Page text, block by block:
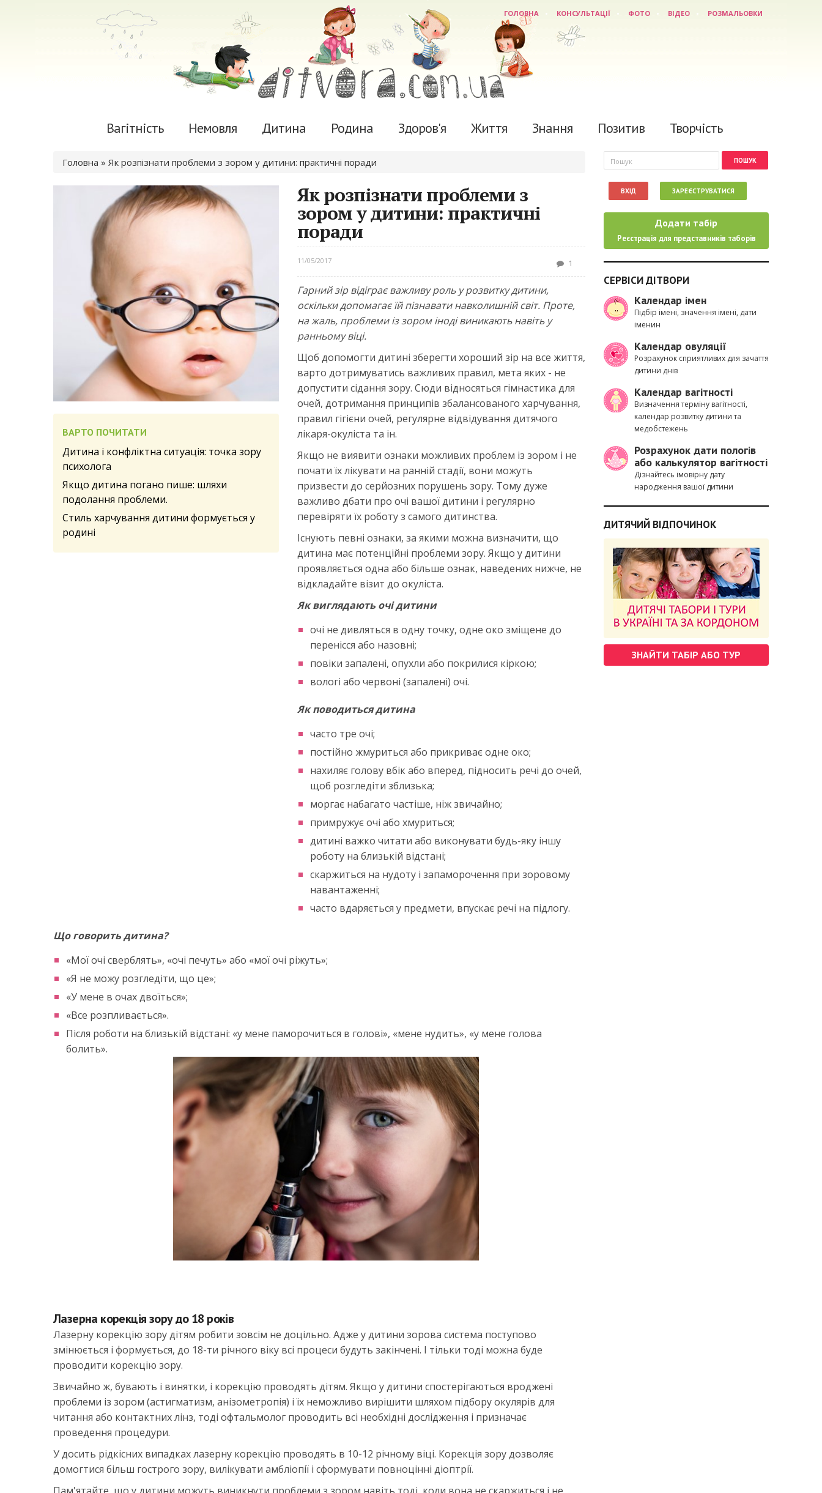
ГОЛОВНА КОНСУЛЬТАЦІЇ ФОТО ВІДЕО РОЗМАЛЬОВКИ
Вагітність Немовля Дитина Родина Здоров'я Життя Знання Позитив Творчість
Ви є тут
Головна » Як розпізнати проблеми з зором у дитини: практичні поради
ВАРТО ПОЧИТАТИ
Дитина і конфліктна ситуація: точка зору
психолога
Якщо дитина погано пише: шляхи
подолання проблеми.
Стиль харчування дитини формується у
родині
Як розпізнати проблеми з
зором у дитини: практичні
поради
11/05/2017 1
Гарний зір відіграє важливу роль у розвитку дитини,
оскільки допомагає їй пізнавати навколишній світ. Проте,
на жаль, проблеми із зором іноді виникають навіть у
ранньому віці.
Щоб допомогти дитині зберегти хороший зір на все життя,
варто дотримуватись важливих правил, мета яких - не
допустити сідання зору. Сюди відносяться гімнастика для
очей, дотримання принципів збалансованого харчування,
правил гігієни очей, регулярне відвідування дитячого
лікаря-окуліста та ін.
Якщо не виявити ознаки можливих проблем із зором і не
почати їх лікувати на ранній стадії, вони можуть
призвести до серйозних порушень зору. Тому дуже
важливо дбати про очі вашої дитини і регулярно
перевіряти їх роботу з самого дитинства.
Існують певні ознаки, за якими можна визначити, що
дитина має потенційні проблеми зору. Якщо у дитини
проявляється одна або більше ознак, наведених нижче, не
відкладайте візит до окуліста.
Як виглядають очі дитини
очі не дивляться в одну точку, одне око зміщене до
перенісся або назовні;
повіки запалені, опухли або покрилися кіркою;
вологі або червоні (запалені) очі.
Як поводиться дитина
часто тре очі;
постійно жмуриться або прикриває одне око;
нахиляє голову вбік або вперед, підносить речі до очей,
щоб розгледіти зблизька;
моргає набагато частіше, ніж звичайно;
примружує очі або хмуриться;
дитині важко читати або виконувати будь-яку іншу
роботу на близькій відстані;
скаржиться на нудоту і запаморочення при зоровому
навантаженні;
часто вдаряється у предмети, впускає речі на підлогу.
Що говорить дитина?
«Мої очі сверблять», «очі печуть» або «мої очі ріжуть»;
«Я не можу розгледіти, що це»;
«У мене в очах двоїться»;
«Все розпливається».
Після роботи на близькій відстані: «у мене паморочиться в голові», «мене нудить», «у мене голова
болить».
Лазерна корекція зору до 18 років
Лазерну корекцію зору дітям робити зовсім не доцільно. Адже у дитини зорова система поступово
змінюється і формується, до 18-ти річного віку всі процеси будуть закінчені. І тільки тоді можна буде
проводити корекцію зору.
Звичайно ж, бувають і винятки, і корекцію проводять дітям. Якщо у дитини спостерігаються вроджені
проблеми із зором (астигматизм, анізометропія) і їх неможливо вирішити шляхом підбору окулярів для
читання або контактних лінз, тоді офтальмолог проводить всі необхідні дослідження і призначає
проведення процедури.
У досить рідкісних випадках лазерну корекцію проводять в 10-12 річному віці. Корекція зору дозволяє
домогтися більш гострого зору, вилікувати амбліопії і сформувати повноцінні діоптрії.
Пошукова форма
Пошук
ВХІД ЗАРЕЄСТРУВАТИСЯ
Додати табір
Реєстрація для представників таборів
СЕРВІСИ ДІТВОРИ
Календар імен
Підбір імені, значення імені, дати
іменин
Календар овуляції
Розрахунок сприятливих для зачаття
дитини днів
Календар вагітності
Визначення терміну вагітності,
календар розвитку дитини та
медобстежень
Розрахунок дати пологів
або калькулятор вагітності
Дізнайтесь імовірну дату
народження вашої дитини
ДИТЯЧИЙ ВІДПОЧИНОК
ЗНАЙТИ ТАБІР АБО ТУР